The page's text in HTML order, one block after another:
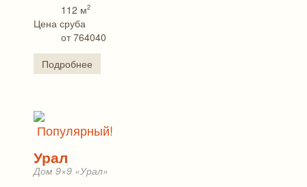
112 м2
Цена сруба
от 764040
Подробнее
Популярный!
Урал
Дом 9×9 «Урал»